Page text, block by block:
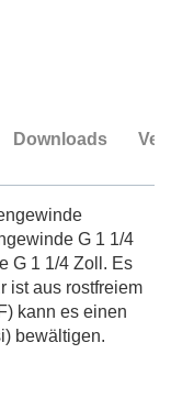
Downloads
G 1 1/4
G 1 1/4 Zoll. Es
ist aus rostfreiem
kann es einen
bewältigen.